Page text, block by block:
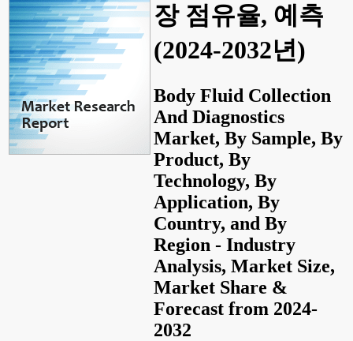
장 점유율, 예측
(2024-2032년)
Body Fluid Collection
And Diagnostics
Market, By Sample, By
Product, By
Technology, By
Application, By
Country, and By
Region - Industry
Analysis, Market Size,
Market Share &
Forecast from 2024-
2032